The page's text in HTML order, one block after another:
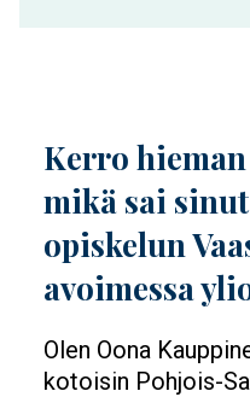
Kerro
mikä sai
opiskelun
avoimessa
Olen Oona
kotoisin Pohjois-